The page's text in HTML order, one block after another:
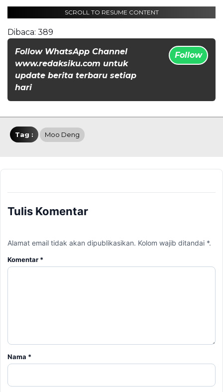
SCROLL TO RESUME CONTENT
Dibaca: 389
Follow WhatsApp Channel
www.redaksiku.com untuk
update berita terbaru setiap
hari
Follow
Tag : Moo Deng
Tulis Komentar